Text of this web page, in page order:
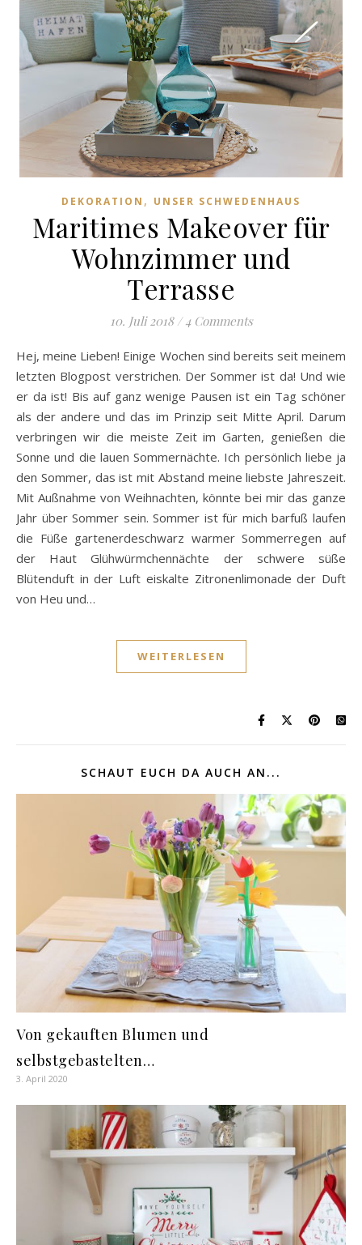
DEKORATION , UNSER SCHWEDENHAUS
Maritimes Makeover für
Wohnzimmer und
Terrasse
10. Juli 2018 / 4 Comments
Hej, meine Lieben! Einige Wochen sind bereits seit meinem
letzten Blogpost verstrichen. Der Sommer ist da! Und wie
er da ist! Bis auf ganz wenige Pausen ist ein Tag schöner
als der andere und das im Prinzip seit Mitte April. Darum
verbringen wir die meiste Zeit im Garten, genießen die
Sonne und die lauen Sommernächte. Ich persönlich liebe ja
den Sommer, das ist mit Abstand meine liebste Jahreszeit.
Mit Außnahme von Weihnachten, könnte bei mir das ganze
Jahr über Sommer sein. Sommer ist für mich barfuß laufen
die Füße gartenerdeschwarz warmer Sommerregen auf
der Haut Glühwürmchennächte der schwere süße
Blütenduft in der Luft eiskalte Zitronenlimonade der Duft
von Heu und…
WEITERLESEN
SCHAUT EUCH DA AUCH AN...
Von gekauften Blumen und
selbstgebastelten…
3. April 2020